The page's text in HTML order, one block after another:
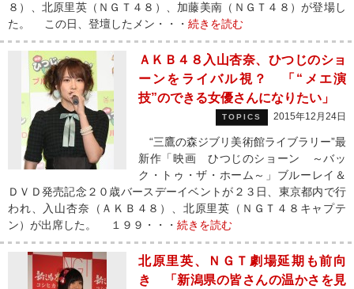
８）、北原里英（ＮＧＴ４８）、加藤美南（ＮＧＴ４８）が登場し
た。 この日、登壇したメン・・・ 続きを読む
ＡＫＢ４８入山杏奈、ひつじのショ
ーンをライバル視？ 「“メエ演
技”のできる女優さんになりたい」
TOPICS 2015年12月24日
“三鷹の森ジブリ美術館ライブラリー”最
新作「映画 ひつじのショーン ～バッ
ク・トゥ・ザ・ホーム～」ブルーレイ＆
ＤＶＤ発売記念２０歳バースデーイベントが２３日、東京都内で行
われ、入山杏奈（ＡＫＢ４８）、北原里英（ＮＧＴ４８キャプテ
ン）が出席した。 １９９・・・ 続きを読む
北原里英、ＮＧＴ劇場延期も前向
き 「新潟県の皆さんの温かさを見